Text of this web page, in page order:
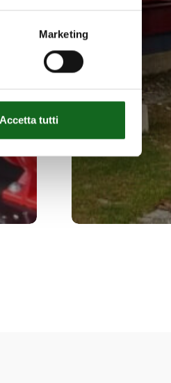
Marketing
Accetta tutti